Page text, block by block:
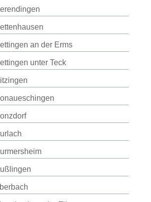
an der Erms
unter Teck